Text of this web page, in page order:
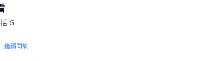
G-
繼續閱讀